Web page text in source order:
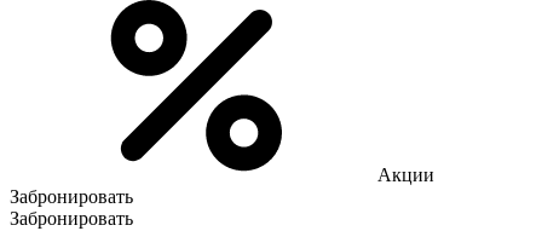
Акции
Забронировать
Забронировать